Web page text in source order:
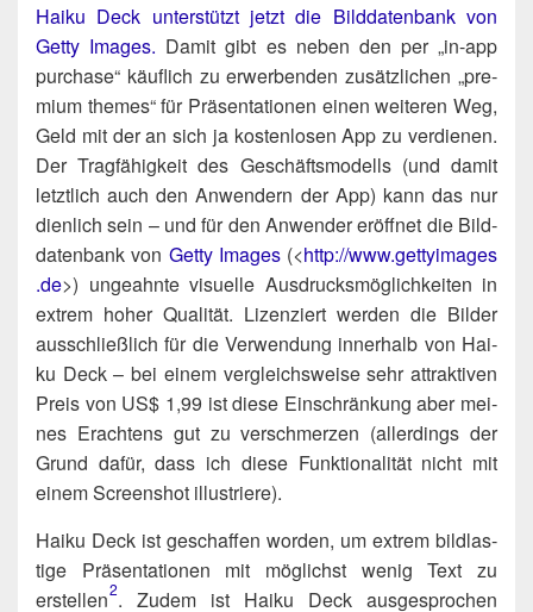
Hai­ku Deck unter­stützt jetzt die Bild­da­ten­bank von
Get­ty Images. Damit gibt es neben den per „in-app
purcha­se“ käuf­lich zu erwer­ben­den zusätz­li­chen „pre­
mi­um the­mes“ für Prä­sen­ta­tio­nen einen wei­te­ren Weg,
Geld mit der an sich ja kos­ten­lo­sen App zu ver­die­nen.
Der Trag­fä­hig­keit des Geschäfts­mo­dells (und damit
letzt­lich auch den Anwen­dern der App) kann das nur
dien­lich sein – und für den Anwen­der eröff­net die Bild­
da­ten­bank von Get­ty Images(<http://​www​.get​ty​images​
.de>) unge­ahn­te visu­el­le Aus­drucks­mög­lich­kei­ten in
extrem hoher Qua­li­tät. Lizen­ziert wer­den die Bil­der
aus­schließ­lich für die Ver­wen­dung inner­halb von Hai­
ku Deck – bei einem ver­gleichs­wei­se sehr attrak­ti­ven
Preis von US$ 1,99 ist die­se Ein­schrän­kung aber mei­
nes Erach­tens gut zu ver­schmer­zen (aller­dings der
Grund dafür, dass ich die­se Funk­tio­na­li­tät nicht mit
einem Screen­shot illustriere).
Hai­ku Deck ist geschaf­fen wor­den, um extrem bild­las­
ti­ge Prä­sen­ta­tio­nen mit mög­lichst wenig Text zu
erstellen​2. Zudem ist Hai­ku Deck aus­ge­spro­chen